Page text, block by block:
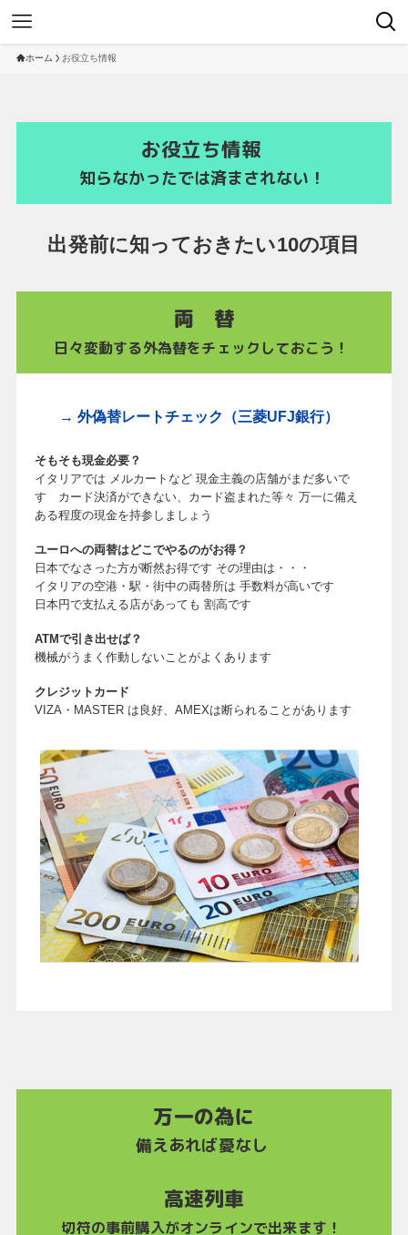
ホーム お役立ち情報
お役立ち情報
知らなかったでは済まされない！
出発前に知っておきたい10の項目
両 替
日々変動する外為替をチェックしておこう！
→ 外偽替レートチェック（三菱UFJ銀行）
そもそも現金必要？
イタリアでは メルカートなど 現金主義の店舗がまだ多いで
す カード決済ができない、カード盗まれた等々 万一に備え
ある程度の現金を持参しましょう
ユーロへの両替はどこでやるのがお得？
日本でなさった方が断然お得です その理由は・・・
イタリアの空港・駅・街中の両替所は 手数料が高いです
日本円で支払える店があっても 割高です
ATMで引き出せば？
機械がうまく作動しないことがよくあります
クレジットカード
VIZA・MASTER は良好、AMEXは断られることがあります
万一の為に
備えあれば憂なし
高速列車
切符の事前購入がオンラインで出来ます！